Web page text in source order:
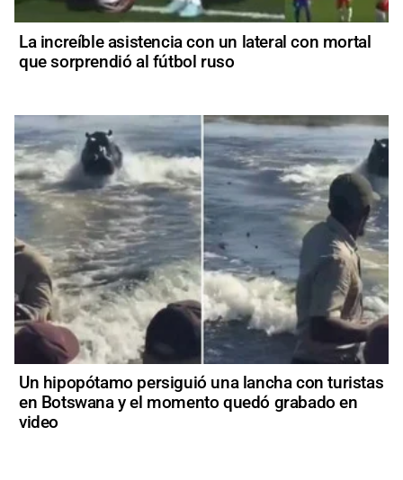
La increíble asistencia con un lateral con mortal
que sorprendió al fútbol ruso
Un hipopótamo persiguió una lancha con turistas
en Botswana y el momento quedó grabado en
video